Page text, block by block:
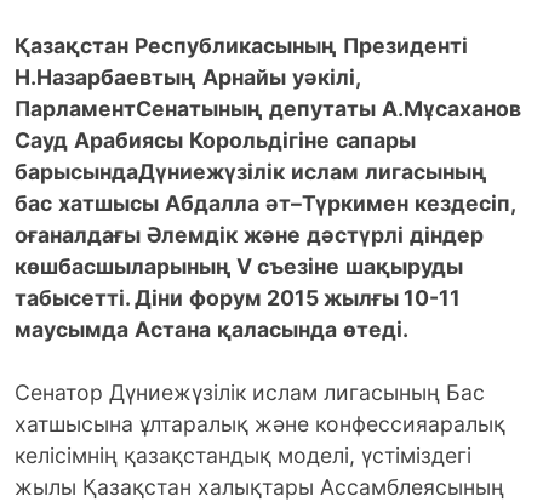
Қазақстан Республикасының Президенті
Н.Назарбаевтың Арнайы уәкілі,
ПарламентСенатының депутаты А.Мұсаханов
Сауд Арабиясы Корольдігіне сапары
барысындаДүниежүзілік ислам лигасының
бас хатшысы Абдалла әт–Түркимен кездесіп,
оғаналдағы Әлемдік және дәстүрлі діндер
көшбасшыларының Vсъезіне шақыруды
табысетті.Діни форум 2015жылғы 10-11
маусымда Астана қаласында өтеді.
Сенатор Дүниежүзілік ислам лигасының Бас
хатшысына ұлтаралық және конфессияаралық
келісімнің қазақстандық моделі, үстіміздегі
жылы Қазақстан халықтары Ассамблеясының